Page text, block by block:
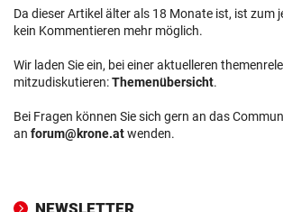
Da dieser Artikel älter als 18 Monate ist, ist zum
kein Kommentieren mehr möglich.
Wir laden Sie ein, bei einer aktuelleren
mitzudiskutieren:Themenübersicht.
Bei Fragen können Sie sich gern an das
an forum@krone.atwenden.
NEWSLETTER